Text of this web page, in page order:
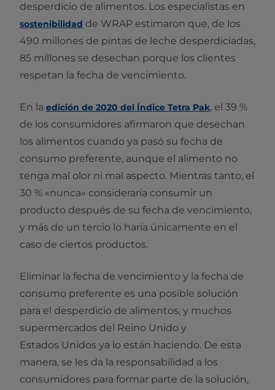
desperdicio de alimentos. Los especialistas en
sostenibilidad de WRAP estimaron que, de los
490 millones de pintas de leche desperdiciadas,
85 millones se desechan porque los clientes
respetan la fecha de vencimiento.
En la edición de 2020 del Índice Tetra Pak, el 39 %
de los consumidores afirmaron que desechan
los alimentos cuando ya pasó su fecha de
consumo preferente, aunque el alimento no
tenga mal olor ni mal aspecto. Mientras tanto, el
30 % «nunca» consideraría consumir un
producto después de su fecha de vencimiento,
y más de un tercio lo haría únicamente en el
caso de ciertos productos.
Eliminar la fecha de vencimiento y la fecha de
consumo preferente es una posible solución
para el desperdicio de alimentos, y muchos
supermercados del Reino Unido y
Estados Unidos ya lo están haciendo. De esta
manera, se les da la responsabilidad a los
consumidores para formar parte de la solución,